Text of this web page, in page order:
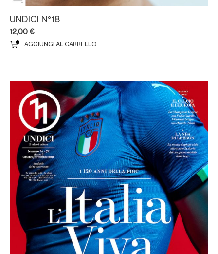
UNDICI N°18
12,00 €
AGGIUNGI AL CARRELLO